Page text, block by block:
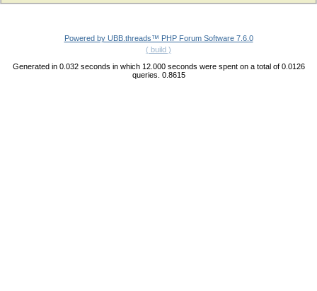
Powered by UBB.threads™ PHP Forum Software 7.6.0
( build )
Generated in 0.032 seconds in which 12.000 seconds were spent on a total of 0.0126
queries. 0.8615